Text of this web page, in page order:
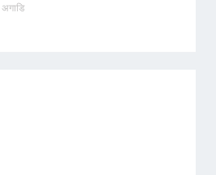
अगाडि